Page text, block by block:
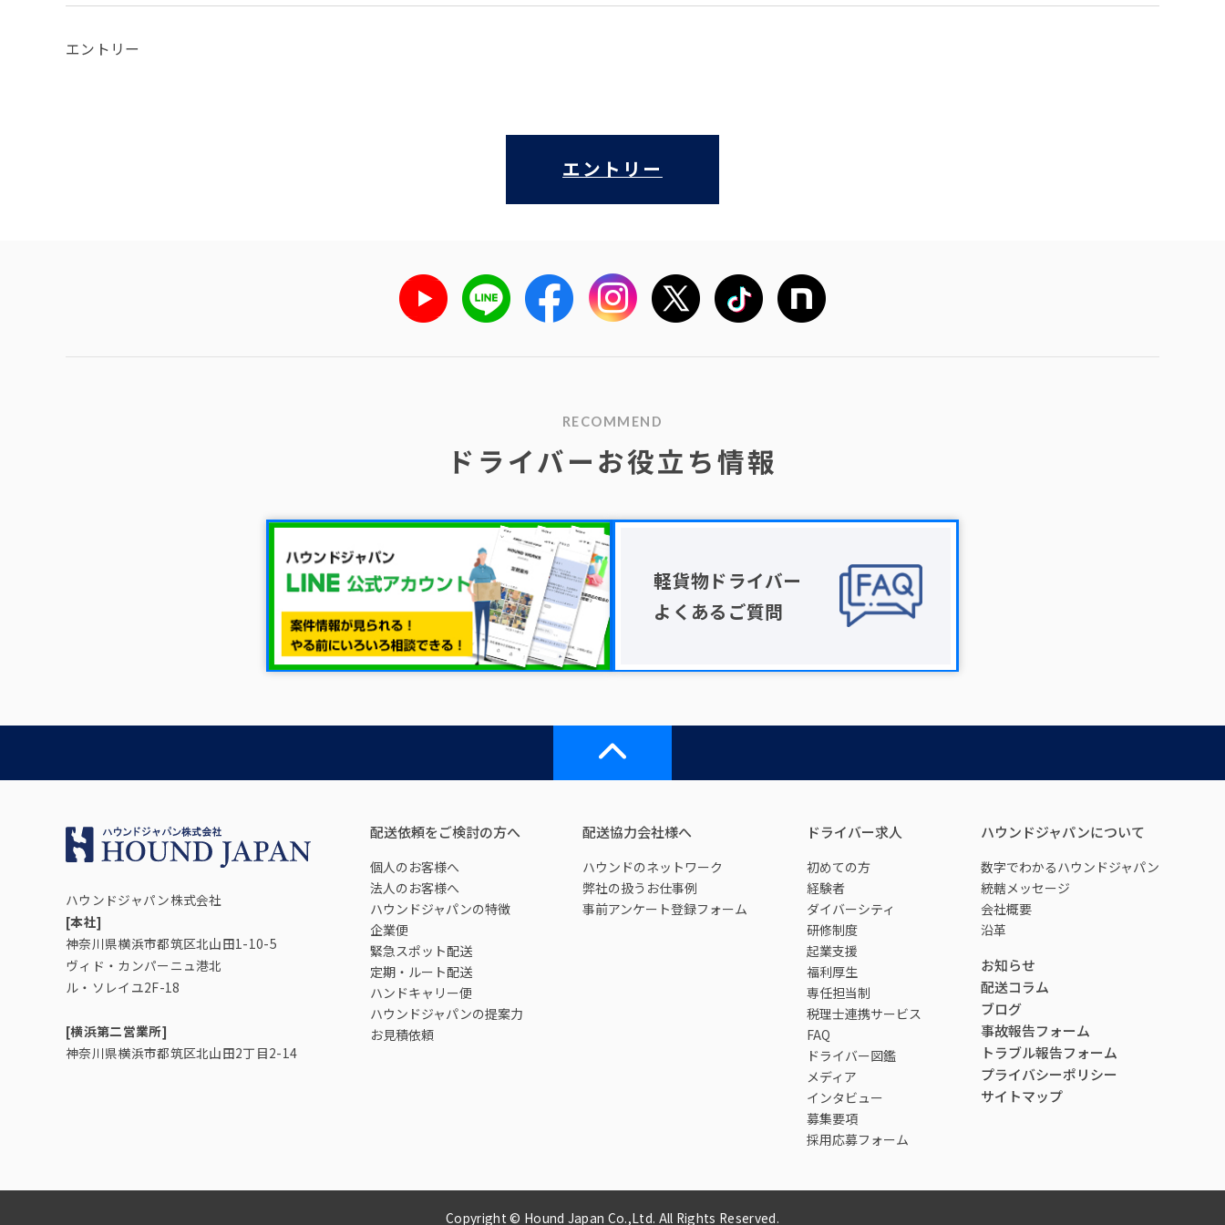
エントリー
エントリー
RECOMMEND
ドライバーお役立ち情報
軽貨物ドライバー
よくあるご質問
ハウンドジャパン株式会社
[本社]
神奈川県横浜市都筑区北山田1-10-5
ヴィド・カンパーニュ港北
ル・ソレイユ2F-18
[横浜第二営業所]
神奈川県横浜市都筑区北山田2丁目2-14
配送依頼をご検討の方へ
個人のお客様へ
法人のお客様へ
ハウンドジャパンの特徴
企業便
緊急スポット配送
定期・ルート配送
ハンドキャリー便
ハウンドジャパンの提案力
お見積依頼
配送協力会社様へ
ハウンドのネットワーク
弊社の扱うお仕事例
事前アンケート登録フォーム
ドライバー求人
初めての方
経験者
ダイバーシティ
研修制度
起業支援
福利厚生
専任担当制
税理士連携サービス
FAQ
ドライバー図鑑
メディア
インタビュー
募集要項
採用応募フォーム
ハウンドジャパンについて
数字でわかるハウンドジャパン
統轄メッセージ
会社概要
沿革
お知らせ
配送コラム
ブログ
事故報告フォーム
トラブル報告フォーム
プライバシーポリシー
サイトマップ
Copyright © Hound Japan Co.,Ltd. All Rights Reserved.